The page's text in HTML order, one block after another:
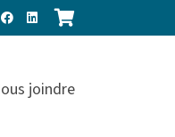
joindre